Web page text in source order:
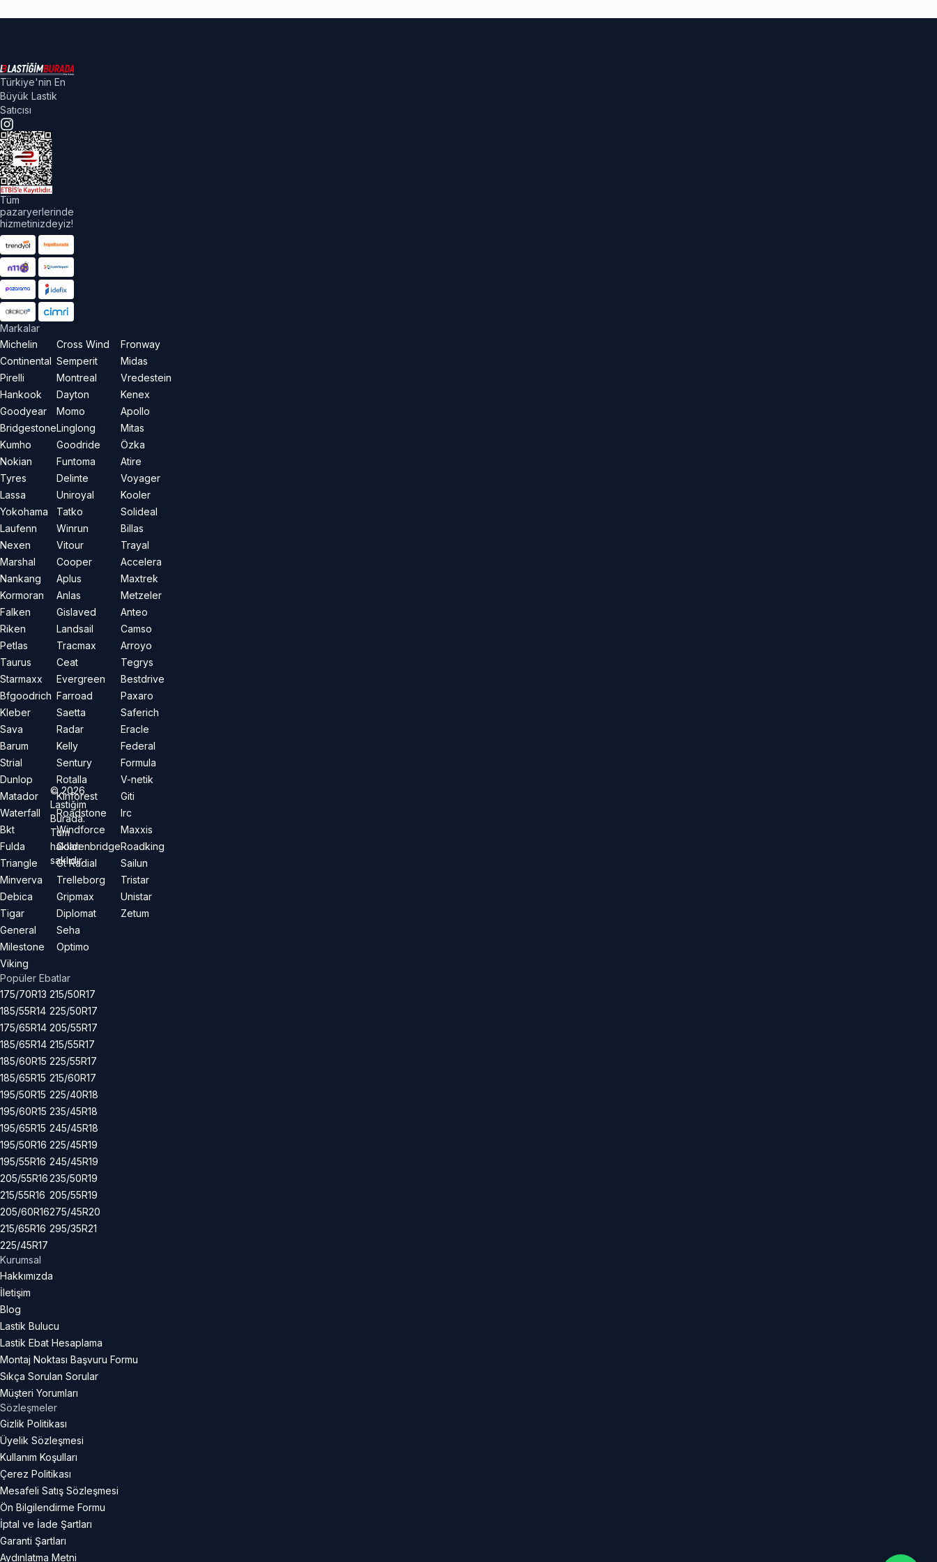
Türkiye'nin En
Büyük Lastik
Satıcısı
Tüm
pazaryerlerinde
hizmetinizdeyiz!
Markalar
Michelin
Continental
Pirelli
Hankook
Goodyear
Bridgestone
Kumho
Nokian
Tyres
Lassa
Yokohama
Laufenn
Nexen
Marshal
Nankang
Kormoran
Falken
Riken
Petlas
Taurus
Starmaxx
Bfgoodrich
Kleber
Sava
Barum
Strial
Dunlop
Matador
Waterfall
Bkt
Fulda
Triangle
Minverva
Debica
Tigar
General
Milestone
Viking
Cross Wind
Semperit
Montreal
Dayton
Momo
Linglong
Goodride
Funtoma
Delinte
Uniroyal
Tatko
Winrun
Vitour
Cooper
Aplus
Anlas
Gislaved
Landsail
Tracmax
Ceat
Evergreen
Farroad
Saetta
Radar
Kelly
Sentury
Rotalla
Kinforest
Roadstone
Windforce
Goldenbridge
Gt Radial
Trelleborg
Gripmax
Diplomat
Seha
Optimo
Fronway
Midas
Vredestein
Kenex
Apollo
Mitas
Özka
Atire
Voyager
Kooler
Solideal
Billas
Trayal
Accelera
Maxtrek
Metzeler
Anteo
Camso
Arroyo
Tegrys
Bestdrive
Paxaro
Saferich
Eracle
Federal
Formula
V-netik
Giti
Irc
Maxxis
Roadking
Sailun
Tristar
Unistar
Zetum
Popüler Ebatlar
175/70R13
185/55R14
175/65R14
185/65R14
185/60R15
185/65R15
195/50R15
195/60R15
195/65R15
195/50R16
195/55R16
205/55R16
215/55R16
205/60R16
215/65R16
225/45R17
215/50R17
225/50R17
205/55R17
215/55R17
225/55R17
215/60R17
225/40R18
235/45R18
245/45R18
225/45R19
245/45R19
235/50R19
205/55R19
275/45R20
295/35R21
Kurumsal
Hakkımızda
İletişim
Blog
Lastik Bulucu
Lastik Ebat Hesaplama
Montaj Noktası Başvuru Formu
Sıkça Sorulan Sorular
Müşteri Yorumları
Sözleşmeler
Gizlik Politikası
Üyelik Sözleşmesi
Kullanım Koşulları
Çerez Politikası
Mesafeli Satış Sözleşmesi
Ön Bilgilendirme Formu
İptal ve İade Şartları
Garanti Şartları
Aydınlatma Metni
©2026
Lastiğim
Burada.
Tüm
hakları
saklıdır.